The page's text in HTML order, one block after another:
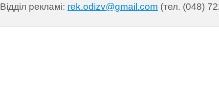
Відділ рекламі: rek.odizv@gmail.com (тел. (048)